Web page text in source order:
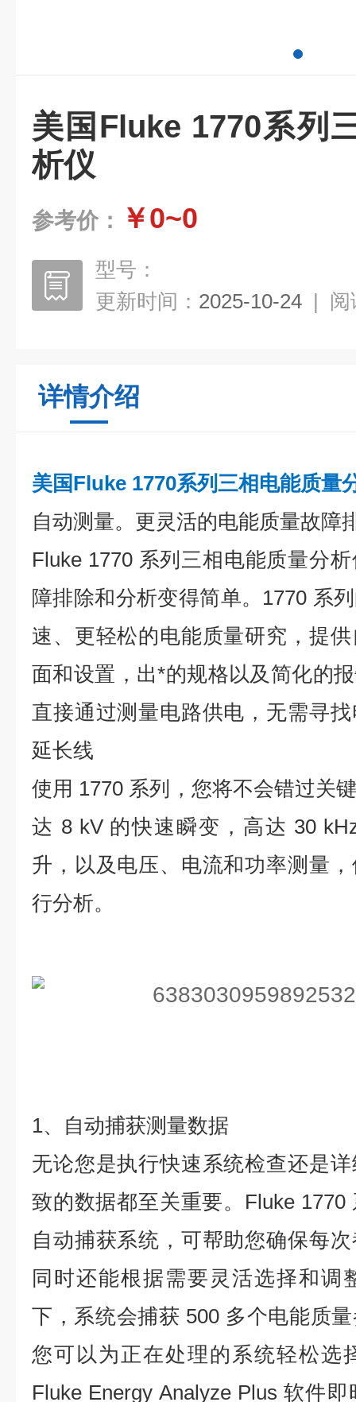
美国Fluke 1770系列
析仪
参考价： ￥0~0
型号：
更新时间： 2025-10-24 | 阅
详情介绍
美国Fluke 1770系列三相电能质量
自动测量。更灵活的电能质量故障
Fluke 1770 系列三相电能质量分
障排除和分析变得简单。1770 系
速、更轻松的电能质量研究，提
面和设置，出*的规格以及简化的
直接通过测量电路供电，无需寻
延长线
使用 1770 系列，您将不会错过关
达 8 kV 的快速瞬变，高达 30
升，以及电压、电流和功率测量
行分析。
1、自动捕获测量数据
无论您是执行快速系统检查还是
致的数据都至关重要。Fluke
自动捕获系统，可帮助您确保每
同时还能根据需要灵活选择和调
下，系统会捕获 500 多个电能质
您可以为正在处理的系统轻松选
Fluke Energy Analyze Plus 软件